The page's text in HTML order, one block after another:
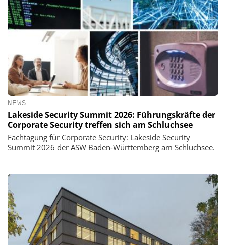
NEWS
Lakeside Security Summit 2026: Führungskräfte der
Corporate Security treffen sich am Schluchsee
Fachtagung für Corporate Security: Lakeside Security
Summit 2026 der ASW Baden‑Württemberg am Schluchsee.